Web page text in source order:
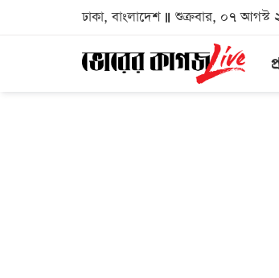
ঢাকা, বাংলাদেশ শুক্রবার, ০৭ আগস্ট